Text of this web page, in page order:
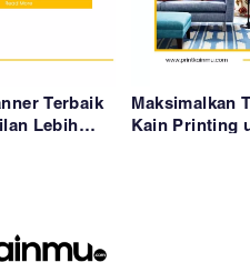
Terbaik
Lebih
Maksimalkan
Kain Printing